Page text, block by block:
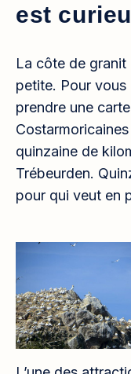
est
La côte de granit
petite. Pour vous
prendre une
quinzaine de
Trébeurden.
pour qui veut en